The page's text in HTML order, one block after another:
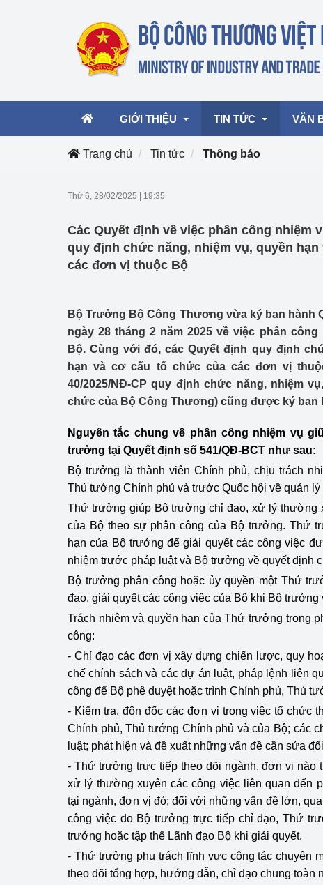
GIỚI THIỆU
Cơ cấu tổ chức
TIN TỨC
mại, Dịch vụ Việt Nam
Công Thương - Công
Chuyển đổi số
Lịch sử phát triển
Bản tin Thị trường
Phát triển nguồn nhân
Phát triển bền vững
Tổ chức kiểm định
Văn hóa ngành Công
Tái cơ cấu ngành
Quản lý thị trường
Sử dụng năng lượng
Khoa học, công nghệ
Thông báo
Bảo vệ môi trường
Bảo vệ nền tảng tư
Doanh nghiệp - Người
Xúc tiến thương mại
Thị trường nước ngoài
VĂN
Văn
Trang chủ Tin tức Thông báo
Thứ 6, 28/02/2025 19:35
Các Quyết định về việc phân công nhiệm
quy định chức năng, nhiệm vụ, quyền
các đơn vị thuộc Bộ
Bộ Trưởng Bộ Công Thương vừa ký ban hành
ngày 28 tháng 2 năm 2025 về việc phân
Bộ. Cùng với đó, các Quyết định quy định
hạn và cơ cấu tổ chức của các đơn vị
40/2025/NĐ-CP quy định chức năng, nhiệm
chức của Bộ Công Thương) cũng được ký ban
Nguyên tắc chung về phân công nhiệm vụ
trưởng tại Quyết định số 541/QĐ-BCT như sau:
Bộ trưởng là thành viên Chính phủ, chịu trách
Thủ tướng Chính phủ và trước Quốc hội về quản
Thứ trưởng giúp Bộ trưởng chỉ đạo, xử lý thường
của Bộ theo sự phân công của Bộ trưởng. Thứ
hạn của Bộ trưởng để giải quyết các công việc
nhiệm trước pháp luật và Bộ trưởng về quyết định
Bộ trưởng phân công hoặc ủy quyền một Thứ
đạo, giải quyết các công việc của Bộ khi Bộ trưởng
Trách nhiệm và quyền hạn của Thứ trưởng trong
công:
- Chỉ đạo các đơn vị xây dựng chiến lược, quy
chế chính sách và các dự án luật, pháp lệnh liên
công để Bộ phê duyệt hoặc trình Chính phủ, Thủ
- Kiểm tra, đôn đốc các đơn vị trong việc tổ chức
Chính phủ, Thủ tướng Chính phủ và của Bộ; các
luật; phát hiện và đề xuất những vấn đề cần sửa
- Thứ trưởng trực tiếp theo dõi ngành, đơn vị nào
xử lý thường xuyên các công việc liên quan đến
tại ngành, đơn vị đó; đối với những vấn đề lớn,
công việc do Bộ trưởng trực tiếp chỉ đạo, Thứ
trưởng hoặc tập thể Lãnh đạo Bộ khi giải quyết.
- Thứ trưởng phụ trách lĩnh vực công tác chuyên
theo dõi tổng hợp, hướng dẫn, chỉ đạo chung toàn